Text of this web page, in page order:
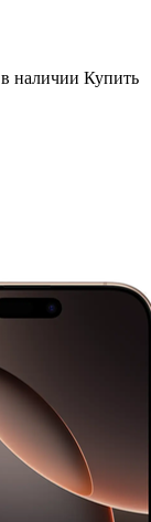
в наличии Купить